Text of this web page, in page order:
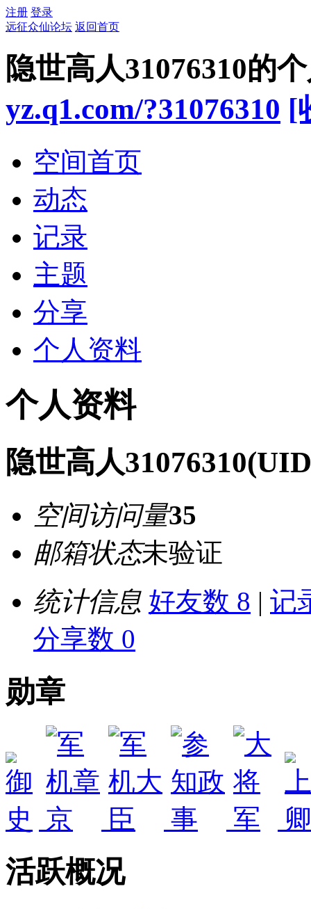
注册 登录
远征众仙论坛 返回首页
隐世高人31076310的
yz.q1.com/?31076310 [
空间首页
动态
记录
主题
分享
个人资料
个人资料
隐世高人31076310
空间访问量35
邮箱状态未验证
统计信息 好友数 8 | 记
分享数 0
勋章
活跃概况